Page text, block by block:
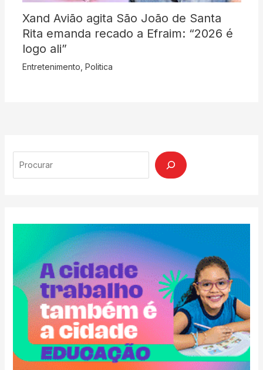
Xand Avião agita São João de Santa
Rita emanda recado a Efraim: “2026 é
logo ali”
Entretenimento Politica